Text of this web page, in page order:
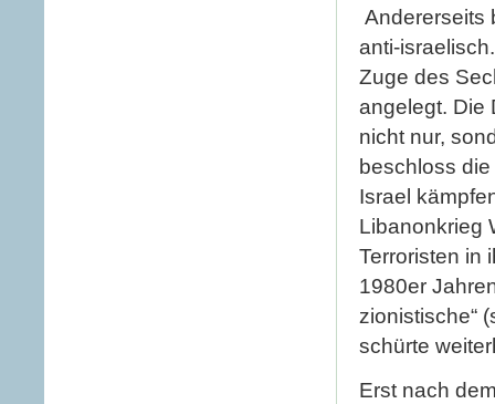
Andererseits
anti-
Zuge des
angelegt. Die
nicht nur,
beschloss
Israel
Libanonkrieg
Terroristen in
1980er
zionistische“
schürte
Erst nach